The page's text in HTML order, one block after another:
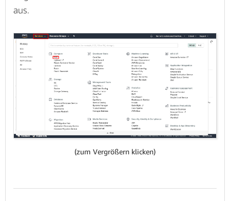
aus.
(zum Vergrößern klicken)